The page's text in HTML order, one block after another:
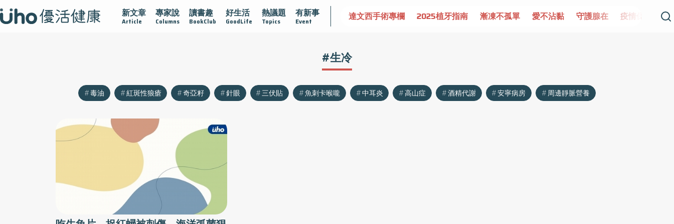
新文章
Article
專家說
Columns
讀書趣
BookClub
好生活
GoodLife
熱議題
Topics
有新事
Event
黏 守護腺在 疫情保衛戰 再生醫學 愛的未來視 認識攝護腺肥大 守護骨骼健康 達文西手術專欄 2025植牙指南 漸凍不孤單 愛不沾黏 守護腺在 疫情保衛戰
#生冷
毒油 紅斑性狼瘡 奇亞籽 針眼 三伏貼 魚刺卡喉嚨 中耳炎 高山症 酒精代謝 安寧病房 周邊靜脈營養